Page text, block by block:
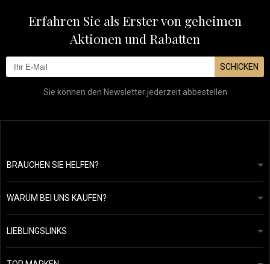
Erfahren Sie als Erster von geheimen
Aktionen und Rabatten
SCHICKEN
Sie können den Newsletter jederzeit abbestellen
BRAUCHEN SIE HELFEN?
info@mapeja.de
Wir werden innerhalb von 24 Stunden antworten.
WARUM BEI UNS KAUFEN?
Allgemeine geschäftsbedingungen
Datenschutzerklärung
Übersicht über Zahlungen und Versand
Rückgabe von Waren
LIEBLINGSLINKS
Unsere Geschichte
Kérastase